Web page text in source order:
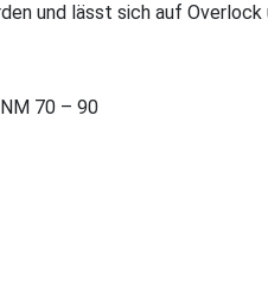
und lässt sich auf
70 – 90